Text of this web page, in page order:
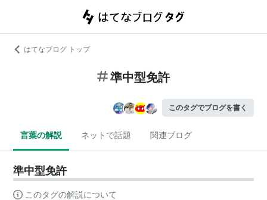
はてなブログ トップ
準中型免許
このタグでブログを書く
言葉の解説 ネットで話題 関連ブログ
準中型免許
このタグの解説について